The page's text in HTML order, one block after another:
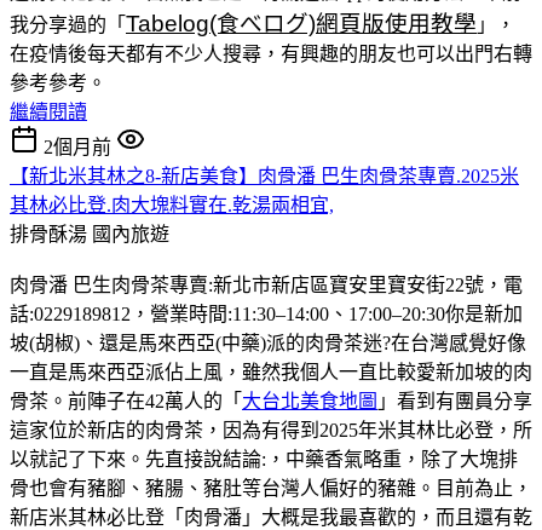
我分享過的「 Tabelog(食べログ)網頁版使用教學 」，
在疫情後每天都有不少人搜尋，有興趣的朋友也可以出門右轉
參考參考。
繼續閱讀
2個月前
【新北米其林之8-新店美食】肉骨潘 巴生肉骨茶專賣.2025米
其林必比登.肉大塊料實在.乾湯兩相宜,
排骨酥湯 國內旅遊
肉骨潘 巴生肉骨茶專賣:新北市新店區寶安里寶安街22號，電
話:0229189812，營業時間:11:30–14:00、17:00–20:30你是新加
坡(胡椒)、還是馬來西亞(中藥)派的肉骨茶迷?在台灣感覺好像
一直是馬來西亞派佔上風，雖然我個人一直比較愛新加坡的肉
骨茶。前陣子在42萬人的「 大台北美食地圖 」看到有團員分享
這家位於新店的肉骨茶，因為有得到2025年米其林比必登，所
以就記了下來。先直接說結論:，中藥香氣略重，除了大塊排
骨也會有豬腳、豬腸、豬肚等台灣人偏好的豬雜。目前為止，
新店米其林必比登「肉骨潘」大概是我最喜歡的，而且還有乾